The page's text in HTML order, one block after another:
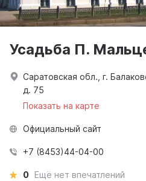
Усадьба П.
Саратовская обл., г.
д. 75
Показать на карте
Официальный сайт
+7 (8453)44-04-00
0 Ещё нет впечатлений